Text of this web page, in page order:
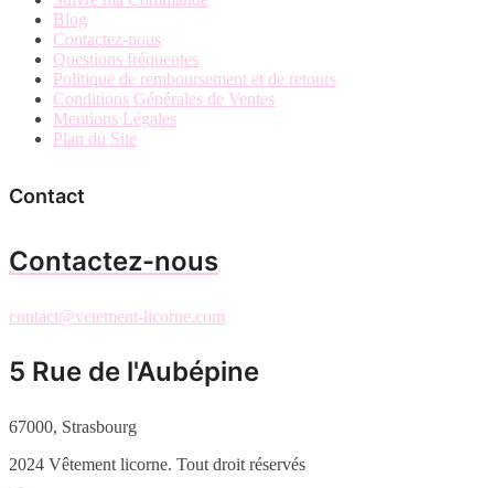
Blog
Contactez-nous
Questions fréquentes
Politique de remboursement et de retours
Conditions Générales de Ventes
Mentions Légales
Plan du Site
Contact
Contactez-nous
contact@vetement-licorne.com
5 Rue de l'Aubépine
67000, Strasbourg
2024 Vêtement licorne. Tout droit réservés